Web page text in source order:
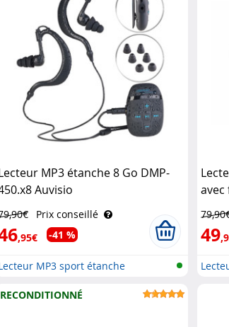
MP3 étanche 8 Go DMP-
Auvisio
Prix conseillé
,95€ -41 %
MP3 sport étanche
49
RECONDITIONNÉ